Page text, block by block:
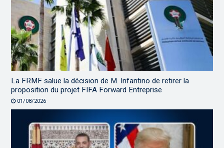
La FRMF salue la décision de M. Infantino de retirer la
proposition du projet FIFA Forward Entreprise
01/08/2026